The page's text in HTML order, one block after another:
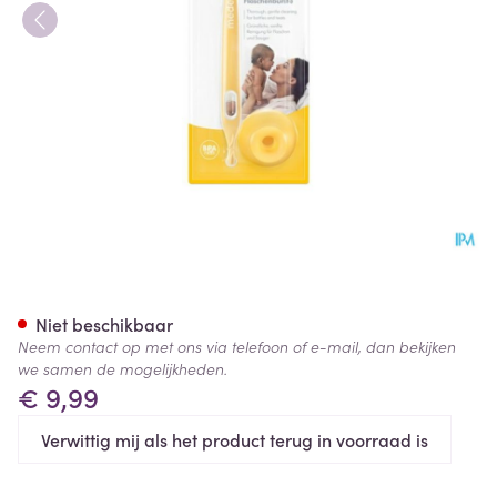
€ 9,99
Verwittig mij als het product terug in voorraad is
Niet beschikbaar
Neem contact op met ons via telefoon of e-mail, dan bekijken
we samen de mogelijkheden.